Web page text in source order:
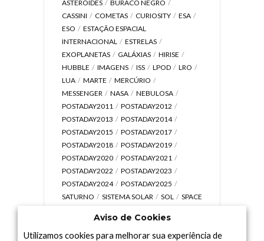
ASTERÓIDES
BURACO NEGRO
CASSINI
COMETAS CURIOSITY
ESA
ESO
ESTAÇÃO ESPACIAL
INTERNACIONAL
ESTRELAS
EXOPLANETAS
GALÁXIAS
HIRISE
HUBBLE
IMAGENS ISS LPOD
LRO
LUA
MARTE
MERCÚRIO
MESSENGER
NASA
NEBULOSA
POSTADAY2011
POSTADAY2012
POSTADAY2013
POSTADAY2014
POSTADAY2015
POSTADAY2017
POSTADAY2018
POSTADAY2019
POSTADAY2020
POSTADAY2021
POSTADAY2022
POSTADAY2023
POSTADAY2024
POSTADAY2025
SATURNO
SISTEMA SOLAR SOL
SPACE
UNIVERSO
VÍDEO
Aviso de Cookies
Utilizamos cookies para melhorar sua experiência de